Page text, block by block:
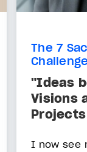
The 7
"Ideas
Visions
I now see